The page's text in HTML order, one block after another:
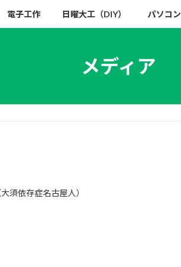
電子工作 日曜大工（DIY） パソコン
メディア
須依存症名古屋人）